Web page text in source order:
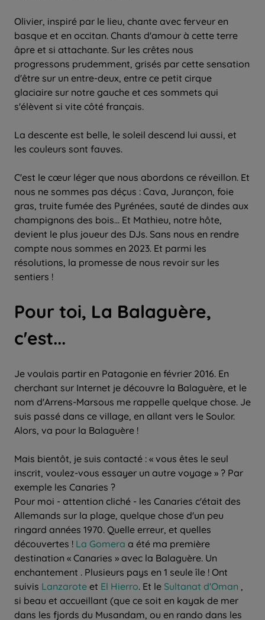
Olivier, inspiré par le lieu, chante avec ferveur en
basque et en occitan. Chants d'amour à cette terre
âpre et si attachante. Sur les crêtes nous
progressons prudemment, grisés par cette sensation
d'être sur un entre-deux, entre ce petit cirque
glaciaire sur notre gauche et ces sommets qui
s'élèvent si vite côté français.
La descente est belle, le soleil descend lui aussi, et
les couleurs sont fauves.
C'est le cœur léger que nous abordons ce réveillon. Et
nous ne sommes pas déçus : Cava, Jurançon, foie
gras, truite fumée des Pyrénées, sauté de dindes aux
champignons des bois... Et Mathieu, notre hôte,
devient le plus joueur des DJs. Sans nous en rendre
compte nous sommes en 2023. Et parmi les
résolutions, la promesse de nous revoir sur les
sentiers !
Pour toi, La Balaguère,
c'est...
Je voulais partir en Patagonie en février 2016. En
cherchant sur Internet je découvre la Balaguère, et le
nom d'Arrens-Marsous me rappelle quelque chose. Je
suis passé dans ce village, en allant vers le Soulor.
Alors, va pour la Balaguère !
Mais bientôt, je suis contacté : « vous êtes le seul
inscrit, voulez-vous essayer un autre voyage » ? Par
exemple les Canaries ?
Pour moi - attention cliché - les Canaries c'était des
Allemands sur la plage, quelque chose d'un peu
ringard années 1970. Quelle erreur, et quelles
découvertes ! La Gomera a été ma première
destination « Canaries » avec la Balaguère. Un
enchantement . Plusieurs pays en 1 seule île ! Ont
suivis Lanzarote et El Hierro. Et le Sultanat d'Oman ,
si beau et accueillant (que ce soit en kayak de mer
dans les fjords du Musandam, ou en rando dans les